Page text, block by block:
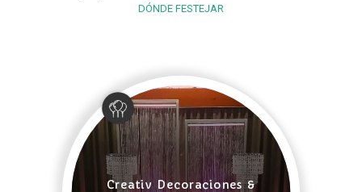
DÓNDE FESTEJAR
Creativ Decoraciones &